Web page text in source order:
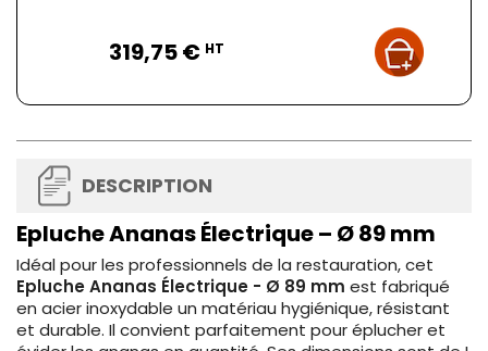
319,75 € HT
DESCRIPTION
Epluche Ananas Électrique – Ø 89 mm
Idéal pour les professionnels de la restauration, cet
Epluche Ananas Électrique - Ø 89 mm est fabriqué
en acier inoxydable un matériau hygiénique, résistant
et durable. Il convient parfaitement pour éplucher et